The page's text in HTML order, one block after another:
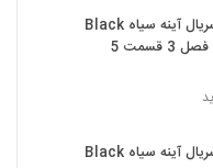
دانلود سریال آینه سیاه Black
دانلود سریال آینه سیاه Black